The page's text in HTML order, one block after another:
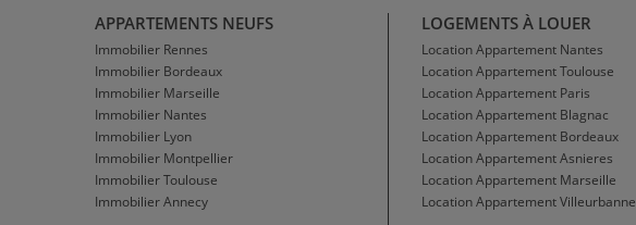
APPARTEMENTS NEUFS
Immobilier Rennes
Immobilier Bordeaux
Immobilier Marseille
Immobilier Nantes
Immobilier Lyon
Immobilier Montpellier
Immobilier Toulouse
Immobilier Annecy
LOGEMENTS À LOUER
Location Appartement Nantes
Location Appartement Toulouse
Location Appartement Paris
Location Appartement Blagnac
Location Appartement Bordeaux
Location Appartement Asnieres
Location Appartement Marseille
Location Appartement Villeurbanne